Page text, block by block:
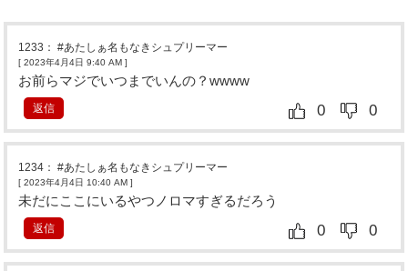
1233 ：#あたしぁ名もなきシュプリーマー
[ 2023年4月4日 9:40 AM ]
お前らマジでいつまでいんの？wwww
0 0
返信
1234 ：#あたしぁ名もなきシュプリーマー
[ 2023年4月4日 10:40 AM ]
未だにここにいるやつノロマすぎるだろう
0 0
返信